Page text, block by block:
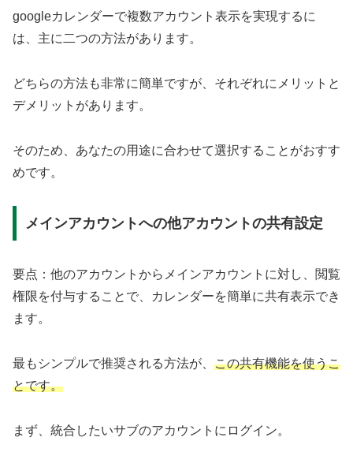
googleカレンダーで複数アカウント表示を実現するに
は、主に二つの方法があります。
どちらの方法も非常に簡単ですが、それぞれにメリットと
デメリットがあります。
そのため、あなたの用途に合わせて選択することがおすす
めです。
メインアカウントへの他アカウントの共有設定
要点：他のアカウントからメインアカウントに対し、閲覧
権限を付与することで、カレンダーを簡単に共有表示でき
ます。
最もシンプルで推奨される方法が、 この共有機能を使うこ
とです。
まず、統合したいサブのアカウントにログイン。